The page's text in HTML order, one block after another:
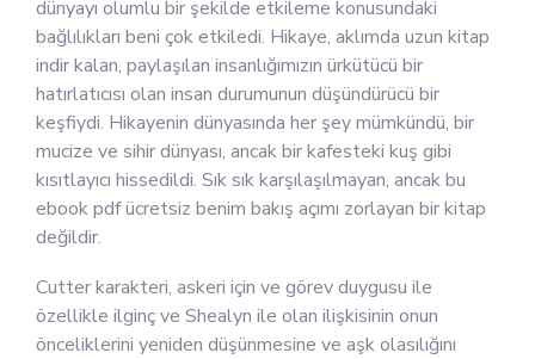
dünyayı olumlu bir şekilde etkileme konusundaki
bağlılıkları beni çok etkiledi. Hikaye, aklımda uzun kitap
indir kalan, paylaşılan insanlığımızın ürkütücü bir
hatırlatıcısı olan insan durumunun düşündürücü bir
keşfiydi. Hikayenin dünyasında her şey mümkündü, bir
mucize ve sihir dünyası, ancak bir kafesteki kuş gibi
kısıtlayıcı hissedildi. Sık sık karşılaşılmayan, ancak bu
ebook pdf ücretsiz benim bakış açımı zorlayan bir kitap
değildir.
Cutter karakteri, askeri için ve görev duygusu ile
özellikle ilginç ve Shealyn ile olan ilişkisinin onun
önceliklerini yeniden düşünmesine ve aşk olasılığını